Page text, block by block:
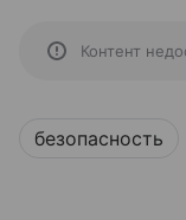
Контент
безопасность